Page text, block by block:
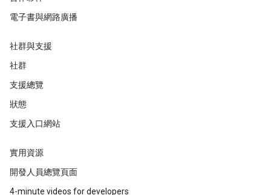
電子書與網路廣播
社群與支援
社群
支援總覽
狀態
支援入口網站
實用資源
開發人員總覽頁面
4-minute videos for developers